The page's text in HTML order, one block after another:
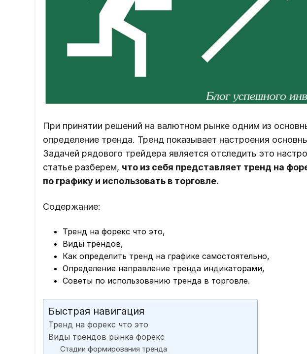
При принятии решений на валютном рынке одним из
определение тренда. Тренд показывает настроения
Задачей рядового трейдера является отследить это
статье разберем, что из себя представляет тренд на
по графику и использовать в торговле.
Содержание:
Тренд на форекс что это,
Виды трендов,
Как определить тренд на графике самостоятельно,
Определение направление тренда индикаторами,
Советы по использованию тренда в торговле.
Быстрая навигация
Тренд на форекс что это
Виды трендов рынка форекс
Стадии формирования тренда